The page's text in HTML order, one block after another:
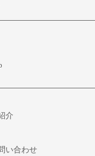
介
い合わせ